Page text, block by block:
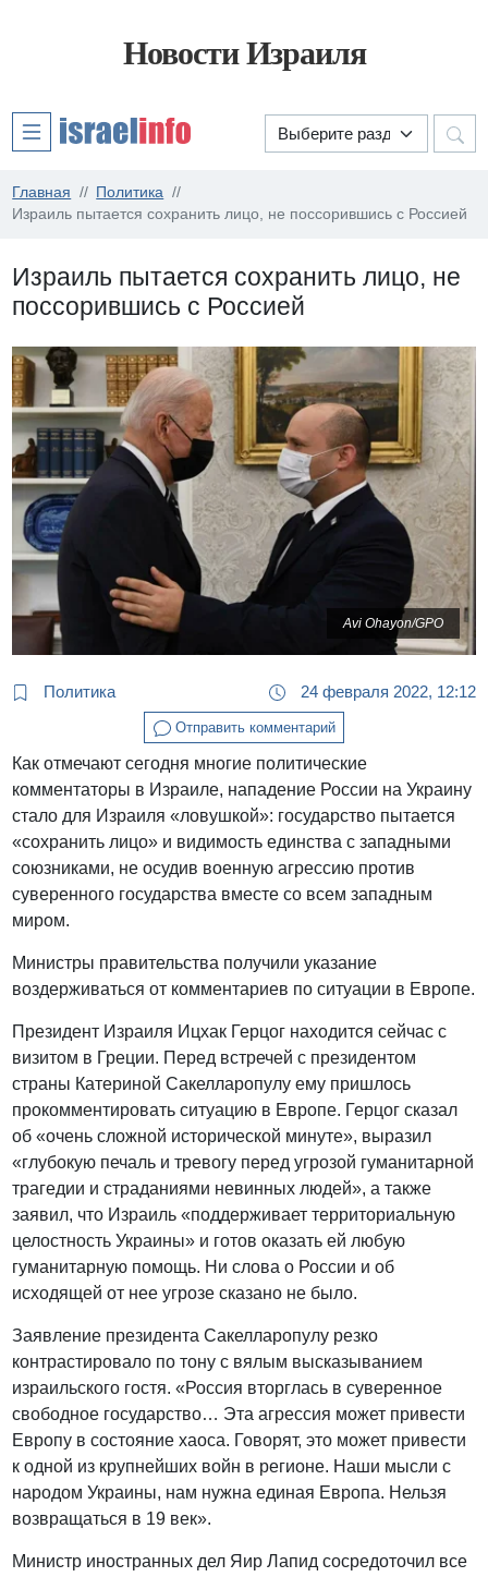
Новости Израиля
Главная
Политика
Израиль пытается сохранить лицо, не поссорившись с Россией
Израиль пытается сохранить лицо, не
поссорившись с Россией
Avi Ohayon/GPO
Политика 24 февраля 2022, 12:12
Отправить комментарий
Как отмечают сегодня многие политические
комментаторы в Израиле, нападение России на Украину
стало для Израиля «ловушкой»: государство пытается
«сохранить лицо» и видимость единства с западными
союзниками, не осудив военную агрессию против
суверенного государства вместе со всем западным
миром.
Министры правительства получили указание
воздерживаться от комментариев по ситуации в Европе.
Президент Израиля Ицхак Герцог находится сейчас с
визитом в Греции. Перед встречей с президентом
страны Катериной Сакелларопулу ему пришлось
прокомментировать ситуацию в Европе. Герцог сказал
об «очень сложной исторической минуте», выразил
«глубокую печаль и тревогу перед угрозой гуманитарной
трагедии и страданиями невинных людей», а также
заявил, что Израиль «поддерживает территориальную
целостность Украины» и готов оказать ей любую
гуманитарную помощь. Ни слова о России и об
исходящей от нее угрозе сказано не было.
Заявление президента Сакелларопулу резко
контрастировало по тону с вялым высказыванием
израильского гостя. «Россия вторглась в суверенное
свободное государство… Эта агрессия может привести
Европу в состояние хаоса. Говорят, это может привести
к одной из крупнейших войн в регионе. Наши мысли с
народом Украины, нам нужна единая Европа. Нельзя
возвращаться в 19 век».
Министр иностранных дел Яир Лапид сосредоточил все